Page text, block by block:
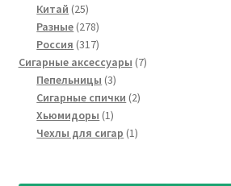
Китай 2525
товаров
Разные 278278
товаров
Россия 317317
товаров
Сигарные аксессуары 77
Пепельницы 33
товара
Сигарные спички 22
Хьюмидоры 11
товар
Чехлы для сигар 11